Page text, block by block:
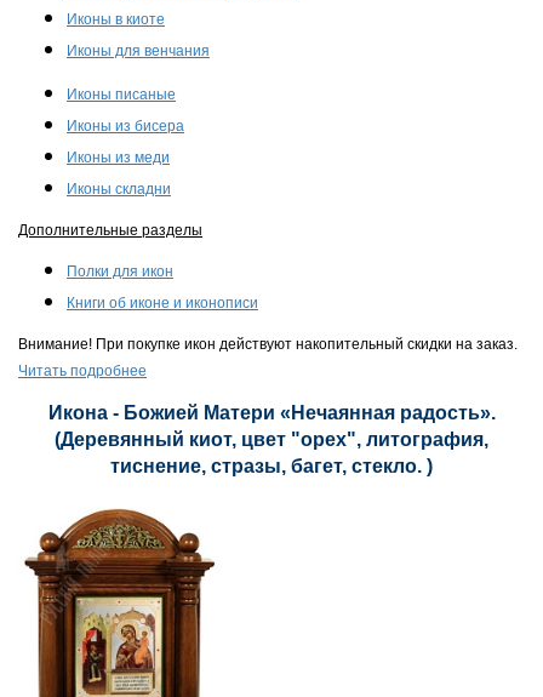
Иконы в киоте
Иконы для венчания
Иконы писаные
Иконы из бисера
Иконы из меди
Иконы складни
Дополнительные разделы
Полки для икон
Книги об иконе и иконописи
Внимание! При покупке икон действуют накопительный скидки на заказ.
Читать подробнее
Икона - Божией Матери «Нечаянная радость».
(Деревянный киот, цвет "орех", литография,
тиснение, стразы, багет, стекло. )